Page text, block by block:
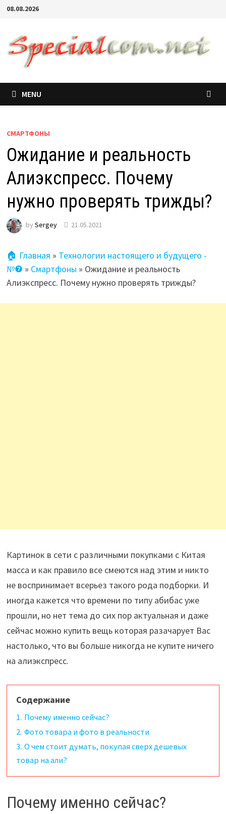
08.08.2026
MENU
СМАРТФОНЫ
Ожидание и реальность
Алиэкспресс. Почему
нужно проверять трижды?
by Sergey 21.05.2021
🏠 Главная » Технологии настоящего и будущего -
№❼ » Смартфоны » Ожидание и реальность
Алиэкспресс. Почему нужно проверять трижды?
Картинок в сети с различными покупками с Китая
масса и как правило все смеются над этим и никто
не воспринимает всерьез такого рода подборки. И
иногда кажется что времени по типу абибас уже
прошли, но нет тема до сих пор актуальная и даже
сейчас можно купить вещь которая разачарует Вас
настолько, что вы больше никогда не купите ничего
на алиэкспресс.
Содержание
1. Почему именно сейчас?
2. Фото товара и фото в реальности
3. О чем стоит думать, покупая сверх дешевых
товар на али?
Почему именно сейчас?